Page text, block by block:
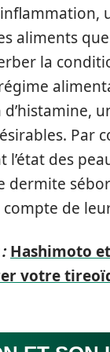
aliments
la
Par
des
dermite
de
Hashimoto
votre